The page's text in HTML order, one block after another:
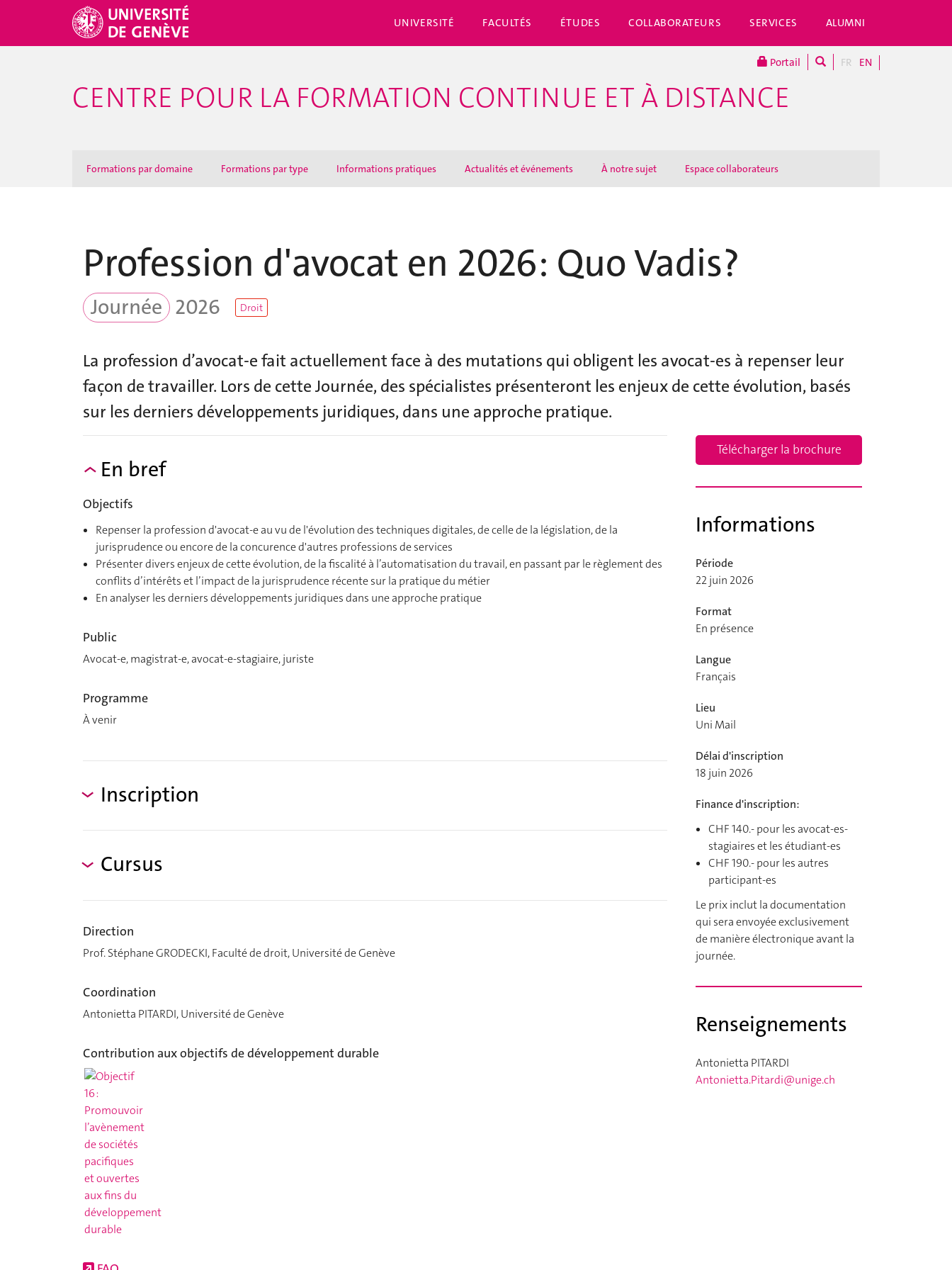
UNIVERSITÉ FACULTÉS ÉTUDES COLLABORATEURS SERVICES ALUMNI
Portail FR EN
CENTRE POUR LA FORMATION CONTINUE ET À DISTANCE
Formations par domaine Formations par type Informations pratiques Actualités et événements À notre sujet Espace collaborateurs
Profession d'avocat en 2026: Quo Vadis?
Journée 2026 Droit
La profession d’avocat-e fait actuellement face à des mutations qui obligent les avocat-es à repenser leur
façon de travailler. Lors de cette Journée, des spécialistes présenteront les enjeux de cette évolution, basés
sur les derniers développements juridiques, dans une approche pratique.
Télécharger la brochure
Informations
Période
22 juin 2026
Format
En présence
Langue
Français
Lieu
Uni Mail
Délai d'inscription
18 juin 2026
Finance d'inscription:
CHF 140.- pour les avocat-es-
stagiaires et les étudiant-es
CHF 190.- pour les autres
participant-es
Le prix inclut la documentation
qui sera envoyée exclusivement
de manière électronique avant la
journée.
Renseignements
Antonietta PITARDI
Antonietta.Pitardi@unige.ch
En bref
Objectifs
Repenser la profession d'avocat-e au vu de l'évolution des techniques digitales, de celle de la législation, de la
jurisprudence ou encore de la concurence d'autres professions de services
Présenter divers enjeux de cette évolution, de la fiscalité à l’automatisation du travail, en passant par le règlement des
conflits d’intérêts et l’impact de la jurisprudence récente sur la pratique du métier
En analyser les derniers développements juridiques dans une approche pratique
Public
Avocat-e, magistrat-e, avocat-e-stagiaire, juriste
Programme
À venir
Inscription
Cursus
Direction
Prof. Stéphane GRODECKI, Faculté de droit, Université de Genève
Coordination
Antonietta PITARDI, Université de Genève
Contribution aux objectifs de développement durable